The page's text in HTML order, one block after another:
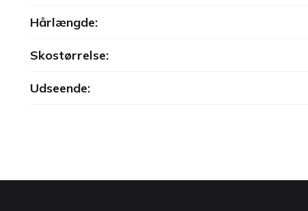
Hårlængde:
Skostørrelse:
Udseende: